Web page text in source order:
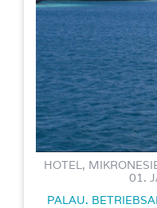
HOTEL,
01.
PALAU.